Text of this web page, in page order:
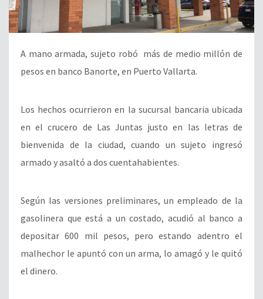
A mano armada, sujeto robó más de medio millón de
pesos en banco Banorte, en Puerto Vallarta.
Los hechos ocurrieron en la sucursal bancaria ubicada
en el crucero de Las Juntas justo en las letras de
bienvenida de la ciudad, cuando un sujeto ingresó
armado y asaltó a dos cuentahabientes.
Según las versiones preliminares, un empleado de la
gasolinera que está a un costado, acudió al banco a
depositar 600 mil pesos, pero estando adentro el
malhechor le apuntó con un arma, lo amagó y le quitó
el dinero.